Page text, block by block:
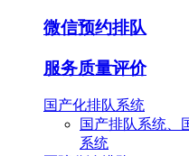
微信预约排队
服务质量评价
国产化排队系统
国产排队系统、
系统